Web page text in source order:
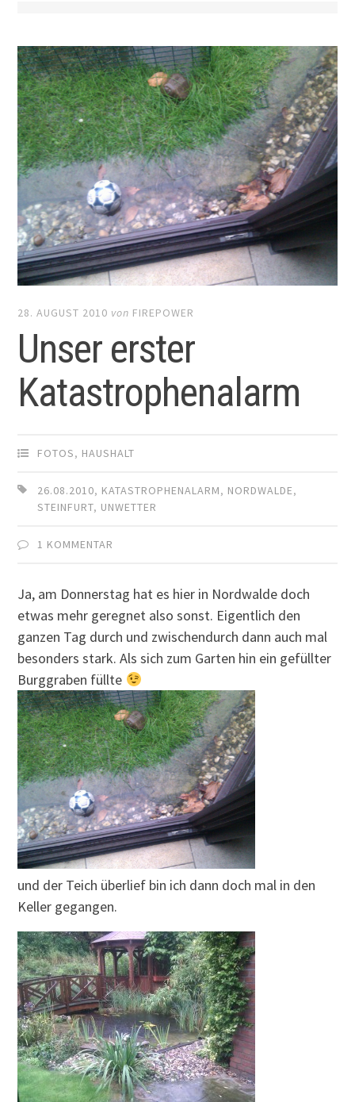
28. AUGUST 2010 von FIREPOWER
Unser erster
Katastrophenalarm
FOTOS, HAUSHALT
26.08.2010, KATASTROPHENALARM, NORDWALDE,
STEINFURT, UNWETTER
1 KOMMENTAR
Ja, am Donnerstag hat es hier in Nordwalde doch
etwas mehr geregnet also sonst. Eigentlich den
ganzen Tag durch und zwischendurch dann auch mal
besonders stark. Als sich zum Garten hin ein gefüllter
Burggraben füllte
und der Teich überlief bin ich dann doch mal in den
Keller gegangen.